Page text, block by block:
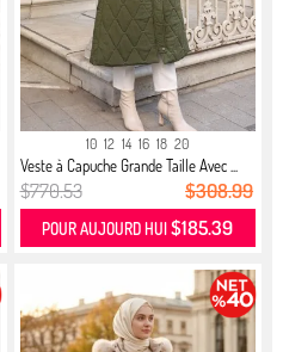
10 12 14 16 18 20
Veste à Capuche Grande Taille Avec ...
$770.53 $308.99
POUR AUJOURD HUI$185.39